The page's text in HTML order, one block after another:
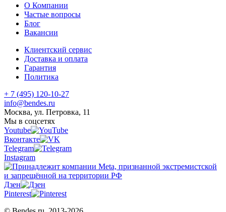
О Компании
Частые вопросы
Блог
Вакансии
Клиентский сервис
Доставка и оплата
Гарантия
Политика
+ 7 (495) 120-10-27
info@bendes.ru
Москва, ул. Петровка, 11
Мы в соцсетях
Youtube
Вконтакте
Telegram
Instagram
Дзен
Pinterest